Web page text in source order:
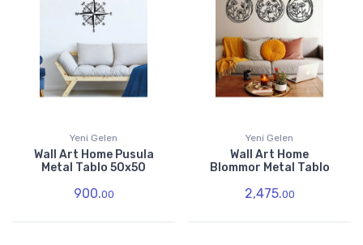
Yeni Gelen
Wall Art Home Pusula
Metal Tablo 50x50
900.00
Yeni Gelen
Wall Art Home
Blommor Metal Tablo
2,475.00